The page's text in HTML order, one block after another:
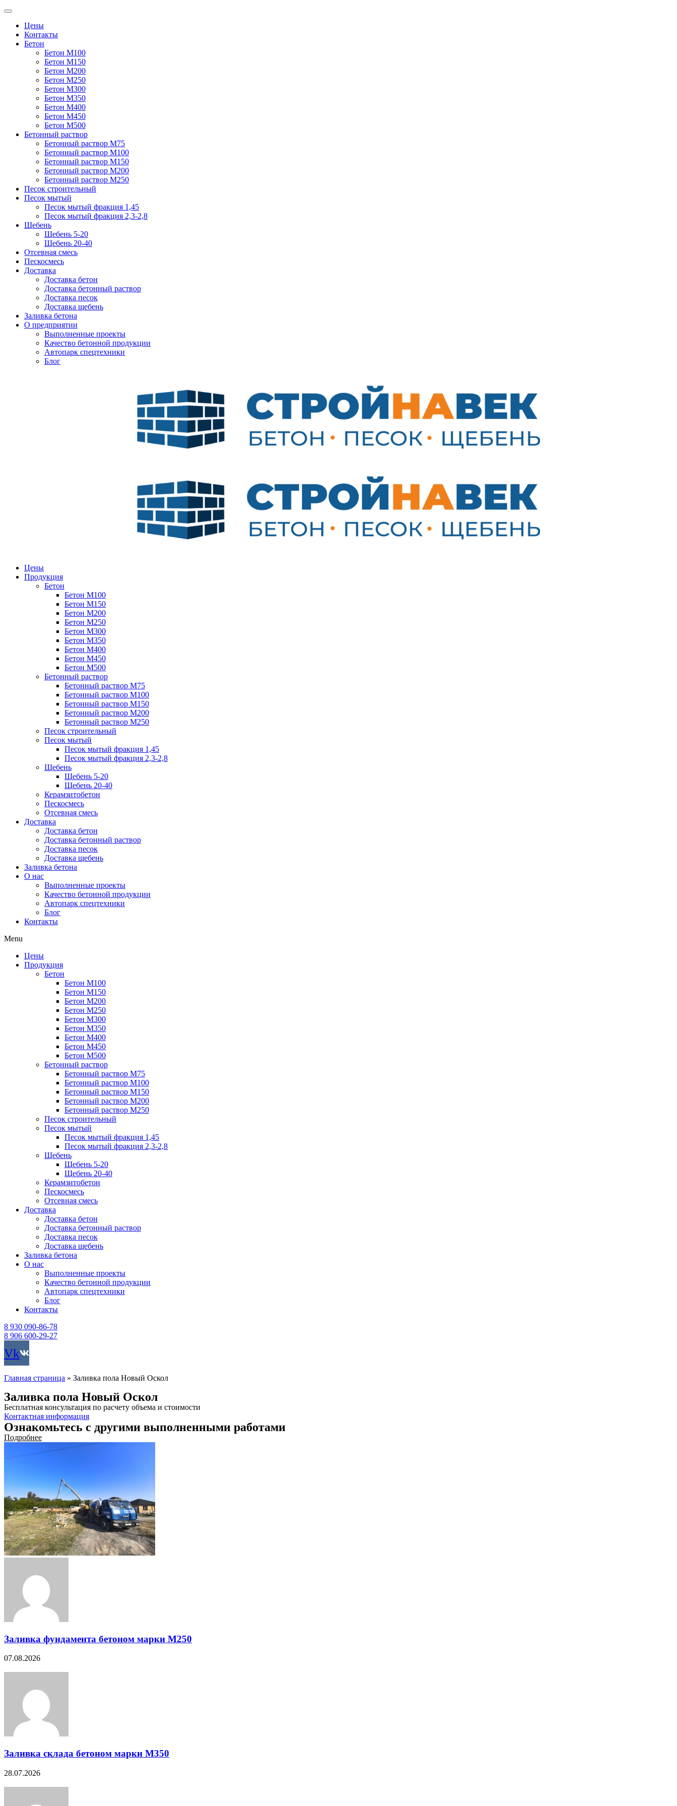
Цены
Контакты
Бетон
Бетон М100
Бетон М150
Бетон М200
Бетон М250
Бетон М300
Бетон М350
Бетон М400
Бетон М450
Бетон М500
Бетонный раствор
Бетонный раствор М75
Бетонный раствор М100
Бетонный раствор М150
Бетонный раствор М200
Бетонный раствор М250
Песок строительный
Песок мытый
Песок мытый фракция 1,45
Песок мытый фракция 2,3-2,8
Щебень
Щебень 5-20
Щебень 20-40
Отсевная смесь
Пескосмесь
Доставка
Доставка бетон
Доставка бетонный раствор
Доставка песок
Доставка щебень
Заливка бетона
О предприятии
Выполненные проекты
Качество бетонной продукции
Автопарк спецтехники
Блог
Цены
Продукция
Бетон
Бетон М100
Бетон М150
Бетон М200
Бетон М250
Бетон М300
Бетон М350
Бетон М400
Бетон М450
Бетон М500
Бетонный раствор
Бетонный раствор М75
Бетонный раствор М100
Бетонный раствор М150
Бетонный раствор М200
Бетонный раствор М250
Песок строительный
Песок мытый
Песок мытый фракция 1,45
Песок мытый фракция 2,3-2,8
Щебень
Щебень 5-20
Щебень 20-40
Керамзитобетон
Пескосмесь
Отсевная смесь
Доставка
Доставка бетон
Доставка бетонный раствор
Доставка песок
Доставка щебень
Заливка бетона
О нас
Выполненные проекты
Качество бетонной продукции
Автопарк спецтехники
Блог
Контакты
Menu
Цены
Продукция
Бетон
Бетон М100
Бетон М150
Бетон М200
Бетон М250
Бетон М300
Бетон М350
Бетон М400
Бетон М450
Бетон М500
Бетонный раствор
Бетонный раствор М75
Бетонный раствор М100
Бетонный раствор М150
Бетонный раствор М200
Бетонный раствор М250
Песок строительный
Песок мытый
Песок мытый фракция 1,45
Песок мытый фракция 2,3-2,8
Щебень
Щебень 5-20
Щебень 20-40
Керамзитобетон
Пескосмесь
Отсевная смесь
Доставка
Доставка бетон
Доставка бетонный раствор
Доставка песок
Доставка щебень
Заливка бетона
О нас
Выполненные проекты
Качество бетонной продукции
Автопарк спецтехники
Блог
Контакты
8 930 090-86-78
8 906 600-29-27
Vk
Главная страница » Заливка пола Новый Оскол
Заливка пола Новый Оскол
Бесплатная консультация по расчету объема и стоимости
Контактная информация
Ознакомьтесь с другими выполненными работами
Подробнее
Заливка фундамента бетоном марки М250
07.08.2026
Заливка склада бетоном марки М350
28.07.2026